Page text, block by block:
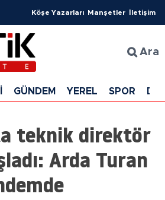
Köşe Yazarları Manşetler İletişim
Ara
GÜNDEM YEREL SPOR
teknik direktör
Arda Turan